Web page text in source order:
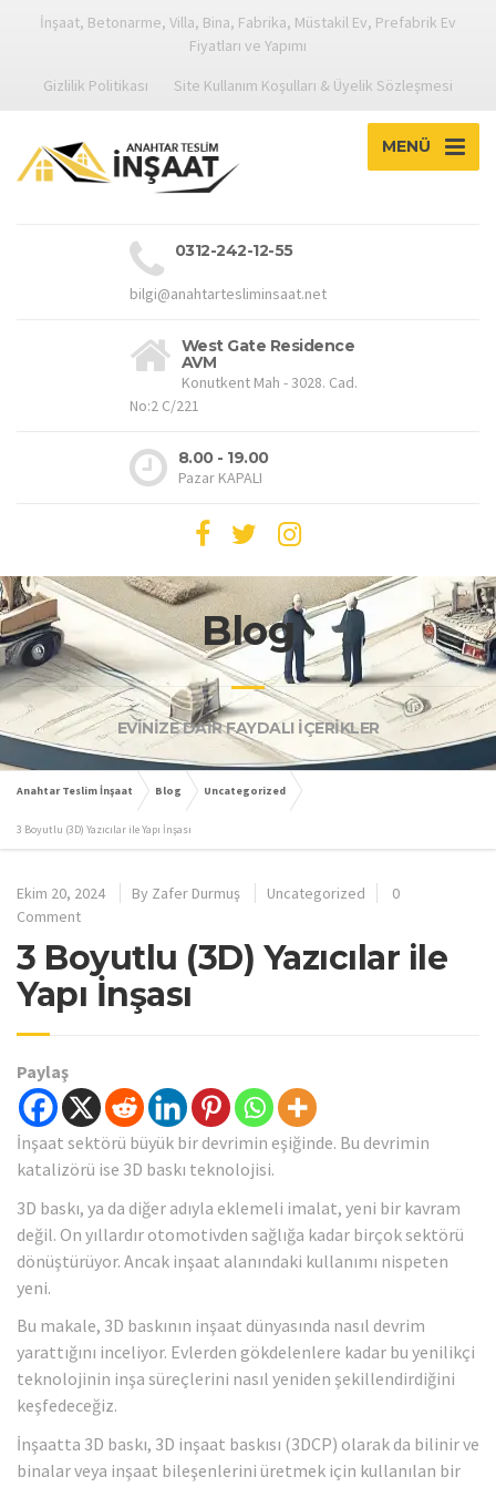
İnşaat, Betonarme, Villa, Bina, Fabrika, Müstakil Ev, Prefabrik Ev
Fiyatları ve Yapımı
Gizlilik Politikası
Site Kullanım Koşulları & Üyelik Sözleşmesi
MENÜ
0312-242-12-55
bilgi@anahtartesliminsaat.net
West Gate Residence
AVM
Konutkent Mah - 3028. Cad.
No:2 C/221
8.00 - 19.00
Pazar KAPALI
Blog
EVİNİZE DAİR FAYDALI İÇERİKLER
Anahtar Teslim İnşaat Blog Uncategorized
3 Boyutlu (3D) Yazıcılar ile Yapı İnşası
Ekim 20, 2024 By Zafer Durmuş Uncategorized
0
Comment
3 Boyutlu (3D) Yazıcılar ile
Yapı İnşası
Paylaş
İnşaat sektörü büyük bir devrimin eşiğinde. Bu devrimin
katalizörü ise 3D baskı teknolojisi.
3D baskı, ya da diğer adıyla eklemeli imalat, yeni bir kavram
değil. On yıllardır otomotivden sağlığa kadar birçok sektörü
dönüştürüyor. Ancak inşaat alanındaki kullanımı nispeten
yeni.
Bu makale, 3D baskının inşaat dünyasında nasıl devrim
yarattığını inceliyor. Evlerden gökdelenlere kadar bu yenilikçi
teknolojinin inşa süreçlerini nasıl yeniden şekillendirdiğini
keşfedeceğiz.
İnşaatta 3D baskı, 3D inşaat baskısı (3DCP) olarak da bilinir ve
binalar veya inşaat bileşenlerini üretmek için kullanılan bir